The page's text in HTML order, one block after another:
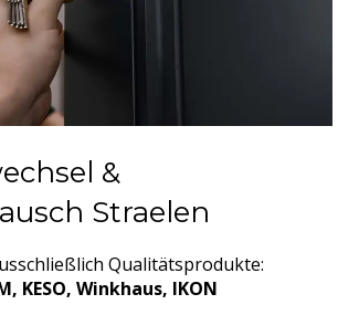
&
Straelen
Qualitätsprodukte:
KESO, Winkhaus, IKON